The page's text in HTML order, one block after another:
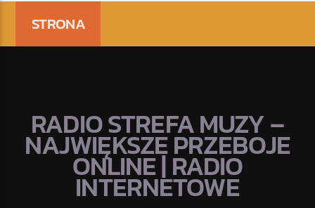
STRONA
RADIO STREFA MUZY –
NAJWIĘKSZE PRZEBOJE
ONLINE | RADIO
INTERNETOWE